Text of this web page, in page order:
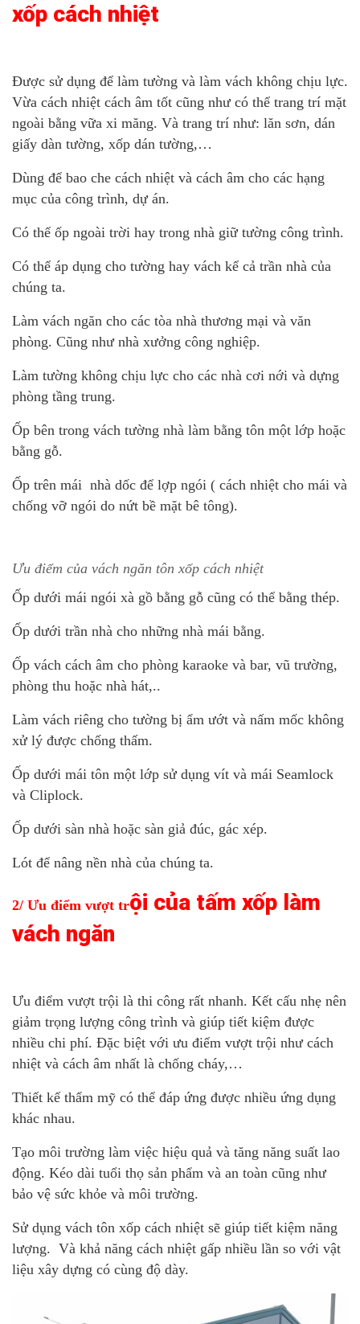
xốp cách nhiệt
Được sử dụng để làm tường và làm vách không chịu lực.
Vừa cách nhiệt cách âm tốt cũng như có thể trang trí mặt
ngoài bằng vữa xi măng. Và trang trí như: lăn sơn, dán
giấy dàn tường, xốp dán tường,…
Dùng để bao che cách nhiệt và cách âm cho các hạng
mục của công trình, dự án.
Có thể ốp ngoài trời hay trong nhà giữ tường công trình.
Có thể áp dụng cho tường hay vách kể cả trần nhà của
chúng ta.
Làm vách ngăn cho các tòa nhà thương mại và văn
phòng. Cũng như nhà xưởng công nghiệp.
Làm tường không chịu lực cho các nhà cơi nới và dựng
phòng tầng trung.
Ốp bên trong vách tường nhà làm bằng tôn một lớp hoặc
bằng gỗ.
Ốp trên mái nhà dốc để lợp ngói ( cách nhiệt cho mái và
chống vỡ ngói do nứt bề mặt bê tông).
Ưu điểm của vách ngăn tôn xốp cách nhiệt
Ốp dưới mái ngói xà gồ bằng gỗ cũng có thể bằng thép.
Ốp dưới trần nhà cho những nhà mái bằng.
Ốp vách cách âm cho phòng karaoke và bar, vũ trường,
phòng thu hoặc nhà hát,..
Làm vách riêng cho tường bị ẩm ướt và nấm mốc không
xử lý được chống thấm.
Ốp dưới mái tôn một lớp sử dụng vít và mái Seamlock
và Cliplock.
Ốp dưới sàn nhà hoặc sàn giả đúc, gác xép.
Lót để nâng nền nhà của chúng ta.
2/ Ưu điểm vượt trội của tấm xốp làm
vách ngăn
Ưu điểm vượt trội là thi công rất nhanh. Kết cấu nhẹ nên
giảm trọng lượng công trình và giúp tiết kiệm được
nhiều chi phí. Đặc biệt với ưu điểm vượt trội như cách
nhiệt và cách âm nhất là chống cháy,…
Thiết kế thẩm mỹ có thể đáp ứng được nhiều ứng dụng
khác nhau.
Tạo môi trường làm việc hiệu quả và tăng năng suất lao
động. Kéo dài tuổi thọ sản phẩm và an toàn cũng như
bảo vệ sức khỏe và môi trường.
Sử dụng vách tôn xốp cách nhiệt sẽ giúp tiết kiệm năng
lượng. Và khả năng cách nhiệt gấp nhiều lần so với vật
liệu xây dựng có cùng độ dày.